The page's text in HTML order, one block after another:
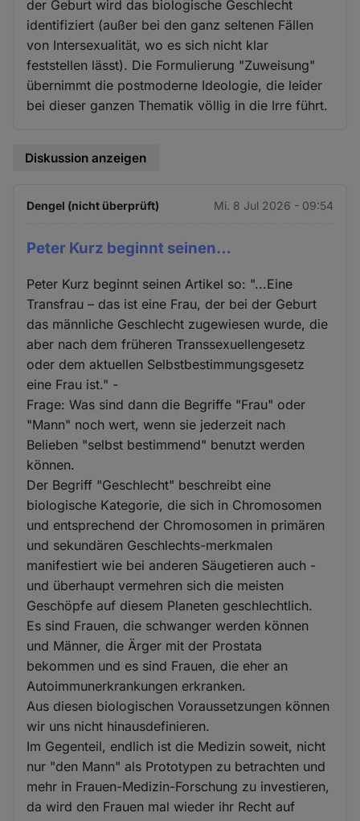
der Geburt wird das biologische Geschlecht
identifiziert (außer bei den ganz seltenen Fällen
von Intersexualität, wo es sich nicht klar
feststellen lässt). Die Formulierung "Zuweisung"
übernimmt die postmoderne Ideologie, die leider
bei dieser ganzen Thematik völlig in die Irre führt.
Diskussion anzeigen
Dengel (nicht überprüft) Mi. 8 Jul 2026 - 09:54
Peter Kurz beginnt seinen…
Peter Kurz beginnt seinen Artikel so: "...Eine
Transfrau – das ist eine Frau, der bei der Geburt
das männliche Geschlecht zugewiesen wurde, die
aber nach dem früheren Transsexuellengesetz
oder dem aktuellen Selbstbestimmungsgesetz
eine Frau ist." -
Frage: Was sind dann die Begriffe "Frau" oder
"Mann" noch wert, wenn sie jederzeit nach
Belieben "selbst bestimmend" benutzt werden
können.
Der Begriff "Geschlecht" beschreibt eine
biologische Kategorie, die sich in Chromosomen
und entsprechend der Chromosomen in primären
und sekundären Geschlechts-merkmalen
manifestiert wie bei anderen Säugetieren auch -
und überhaupt vermehren sich die meisten
Geschöpfe auf diesem Planeten geschlechtlich.
Es sind Frauen, die schwanger werden können
und Männer, die Ärger mit der Prostata
bekommen und es sind Frauen, die eher an
Autoimmunerkrankungen erkranken.
Aus diesen biologischen Voraussetzungen können
wir uns nicht hinausdefinieren.
Im Gegenteil, endlich ist die Medizin soweit, nicht
nur "den Mann" als Prototypen zu betrachten und
mehr in Frauen-Medizin-Forschung zu investieren,
da wird den Frauen mal wieder ihr Recht auf